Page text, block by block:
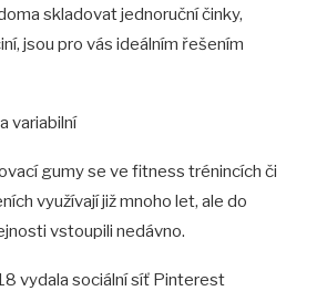
skladovat jednoruční činky,
jsou pro vás ideálním řešením
variabilní
gumy se ve fitness trénincích či
využívají již mnoho let, ale do
vstoupili nedávno.
vydala sociální síť Pinterest